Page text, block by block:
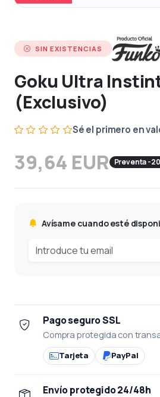
SIN EXISTENCIAS
Goku Ultra
(Exclusivo)
Sé el primero en
39,64 EUR Preventa -
Avísame cuando esté
Pago seguro SSL
Compra protegida con
Tarjeta PayPal
Envío protegido 24/48h